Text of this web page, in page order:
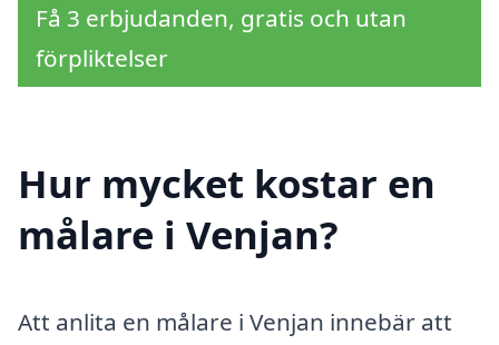
Få 3 erbjudanden, gratis och utan
förpliktelser
Hur mycket kostar en
målare i Venjan?
Att anlita en målare i Venjan innebär att